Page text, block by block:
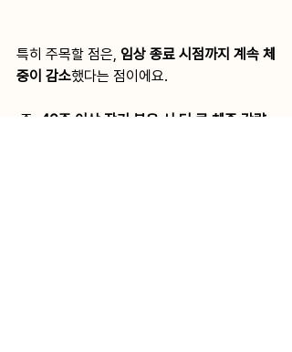
특히 주목할 점은, 임상 종료 시점까지 계속 체
중이 감소했다는 점이에요.
즉,
40주 이상 장기 복용 시 더 큰 체중 감량